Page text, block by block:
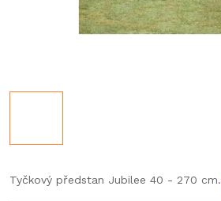
Tyčkový předstan Jubilee 40 - 270 cm.